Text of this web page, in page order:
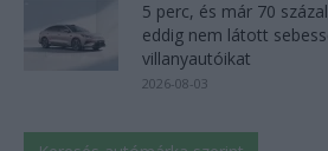
5 perc, és már 70
eddig nem látott
villanyautóikat
2026-08-03